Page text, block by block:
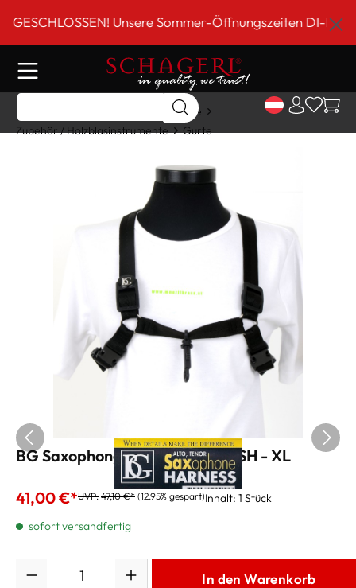
springenUnsere Sommer-Öffnungszeiten DI-FR 9
Home
Holzblasinstrumente
Zubehör / Holzblasinstrumente
Gurte
BG Saxophongurt Harness S43SH - XL
41,00 €*UVP: 47,10 €* (12.95% gespart)Inhalt: 1 Stück
sofort versandfertig
In den Warenkorb